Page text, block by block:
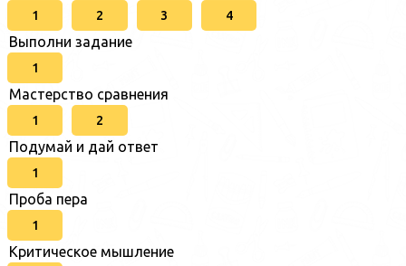
1 2 3 4
Выполни задание
1
Мастерство сравнения
1 2
Подумай и дай ответ
1
Проба пера
1
Критическое мышление